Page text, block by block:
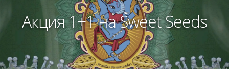
Акция 1+1 на Sweet Seeds